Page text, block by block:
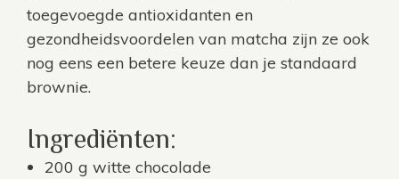
toegevoegde antioxidanten en
gezondheidsvoordelen van matcha zijn ze ook
nog eens een betere keuze dan je standaard
brownie.
Ingrediënten:
200 g witte chocolade